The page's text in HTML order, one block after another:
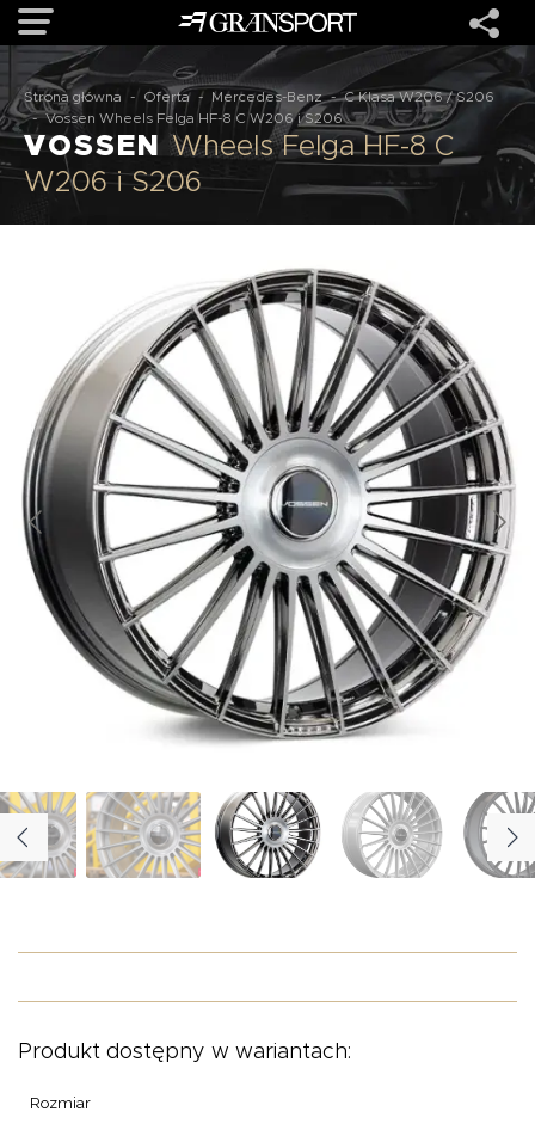
OFERTA
MARKI
O NAS
USŁUGI
KONTAKT
O NAS OFERTA BLOG ZOSTAŃ PARTNEREM
Strona główna - Oferta - Mercedes-Benz - C Klasa W206 / S206
- Vossen Wheels Felga HF-8 C W206 i S206
VOSSENWheels Felga HF-8 C
W206 i S206
Produkt dostępny w wariantach:
Rozmiar